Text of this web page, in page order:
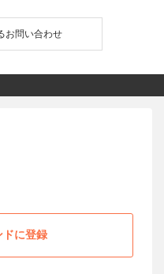
お問い合わせ
ドに登録